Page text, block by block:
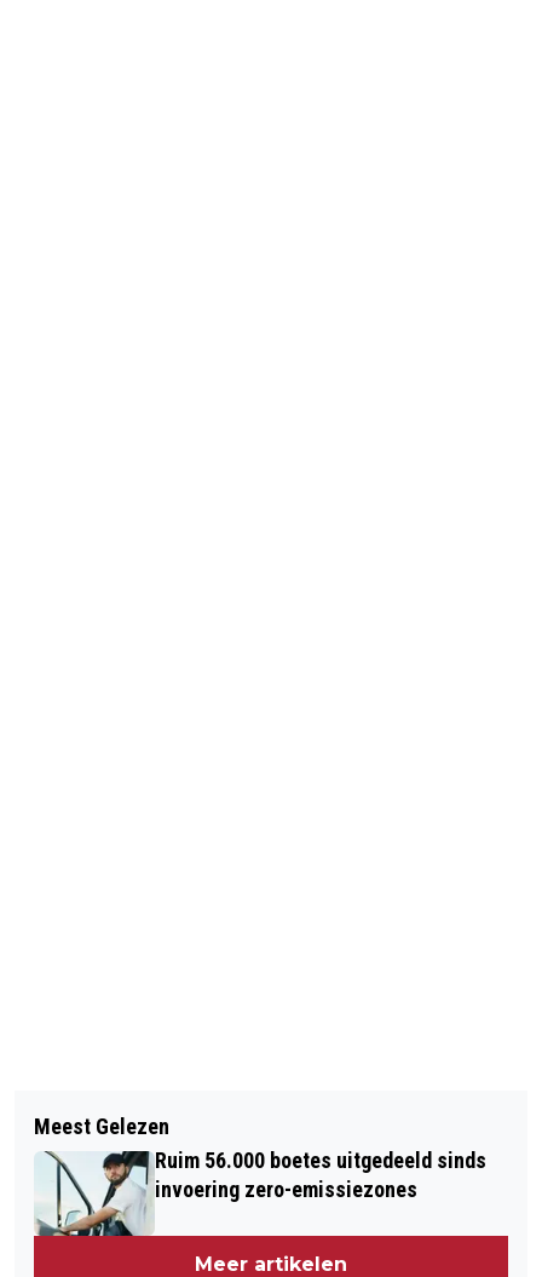
AMSTERDAMSE NIEUWBOUWPRIJS
2024 VOOR PROJECT DE WARREN
FNV EN CNV VOEREN ACTIE BIJ ICL
FERTILIZERS IN AMSTERDAM
Meest Gelezen
Ruim 56.000 boetes uitgedeeld sinds
invoering zero-emissiezones
Meer artikelen